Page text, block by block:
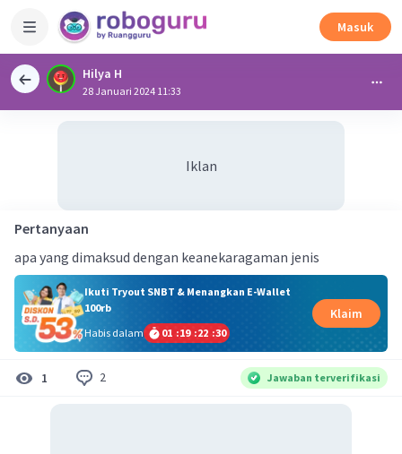
Masuk
Hilya H
28 Januari 2024 11:33
Iklan
Pertanyaan
apa yang dimaksud dengan keanekaragaman jenis
Ikuti Tryout SNBT & Menangkan E-Wallet
100rb
Habis dalam
01 :19 :22 :29
Klaim
1 2 Jawaban terverifikasi